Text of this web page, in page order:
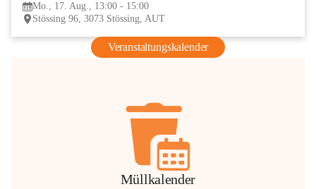
Mo., 17. Aug., 13:00 - 15:00
Stössing 96, 3073 Stössing, AUT
Veranstaltungskalender
Müllkalender